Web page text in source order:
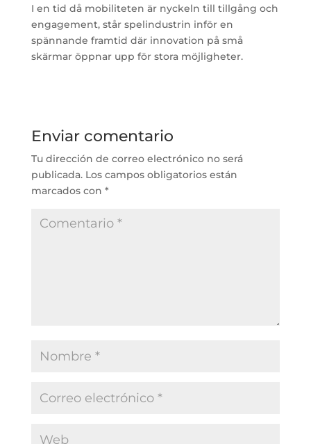
I en tid då mobiliteten är nyckeln till tillgång och
engagement, står spelindustrin inför en
spännande framtid där innovation på små
skärmar öppnar upp för stora möjligheter.
Enviar comentario
Tu dirección de correo electrónico no será
publicada. Los campos obligatorios están
marcados con *